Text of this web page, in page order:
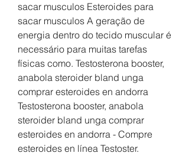
sacar musculos Esteroides para
sacar musculos A geração de
energia dentro do tecido muscular é
necessário para muitas tarefas
físicas como. Testosterona booster,
anabola steroider bland unga
comprar esteroides en andorra
Testosterona booster, anabola
steroider bland unga comprar
esteroides en andorra - Compre
esteroides en línea Testoster.